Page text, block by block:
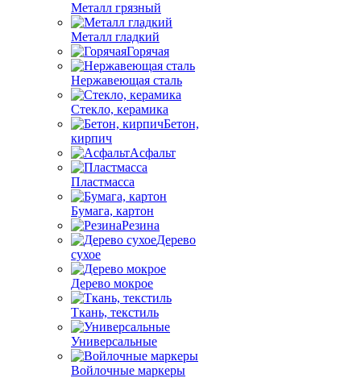
Металл грязный
Металл гладкий
Горячая
Нержавеющая сталь
Стекло, керамика
Бетон,
кирпич
Асфальт
Пластмасса
Бумага, картон
Резина
Дерево
сухое
Дерево мокрое
Ткань, текстиль
Универсальные
Войлочные маркеры